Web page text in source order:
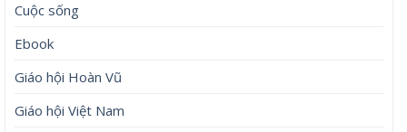
Cuộc sống
Ebook
Giáo hội Hoàn Vũ
Giáo hội Việt Nam